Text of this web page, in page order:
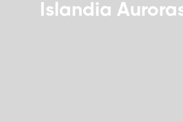
Islandia